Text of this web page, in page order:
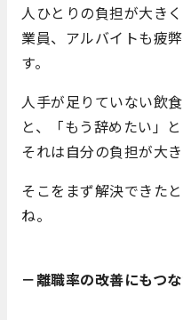
人ひとりの負担が大き
業員、アルバイトも疲
す。
人手が足りていない飲
と、「もう辞めたい」
それは自分の負担が大き
そこをまず解決できた
ね。
－離職率の改善にもつ